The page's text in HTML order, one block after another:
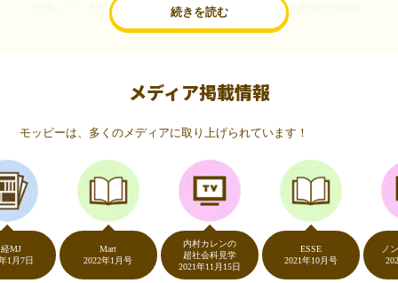
続きを読む
交換しています。このようにすることで、ほぼ無料で年数回の国内旅
行や海外旅行を実現しています。モッピーは陸マイラーや旅行好きに
いつものネットショッピングが、モッピーでお得
（20代・女性）
友達に勧められてモッピーをはじめました。空いた時間にスマホで買
い物をすることが多いのですが、モッピーを経由するだけでショップ
のポイントとモッピーのポイントが二重で貯まることを知り、ビック
リ…！いつものネットショッピングをモッピーを経由するだけでポイ
ントが貯まるなんて…もっと早く教えてほしかった～！貯まったポイ
ントはギフト券に交換して、プチ贅沢を楽しんでます♪
メディア掲載情報
モッピーは、多くのメディアに取り上げられています！
2022年1月号
内村カレンの
超社会科見学
2021年11月15日
2021年10月号
ノンスト
2020年5